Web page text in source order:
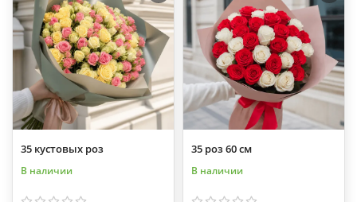
35 кустовых роз
В наличии
35 роз 60 см
В наличии